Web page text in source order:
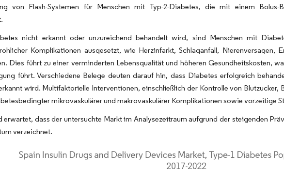
von Flash-Systemen für Menschen mit Typ-2-Diabetes, die mit einem Bolus-
nicht erkannt oder unzureichend behandelt wird, sind Menschen mit
Komplikationen ausgesetzt, wie Herzinfarkt, Schlaganfall, Nierenversagen,
Dies führt zu einer verminderten Lebensqualität und höheren Gesundheitskosten,
führt. Verschiedene Belege deuten darauf hin, dass Diabetes erfolgreich
wird. Multifaktorielle Interventionen, einschließlich der Kontrolle von Blutzucker,
mikrovaskulärer und makrovaskulärer Komplikationen sowie vorzeitige
erwartet, dass der untersuchte Markt im Analysezeitraum aufgrund der steigenden
verzeichnet.